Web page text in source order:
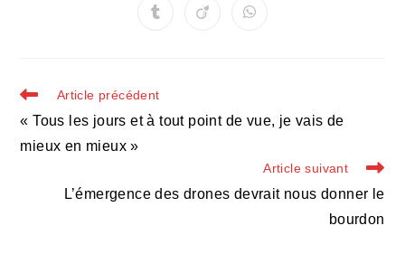
une
autre
une
autre
une
autre
Ouvrir
Ouvrir
Ouvrir
Read
more
Article précédent
« Tous les jours et à tout point de vue, je vais de
mieux en mieux »
Article suivant
L’émergence des drones devrait nous donner le
bourdon